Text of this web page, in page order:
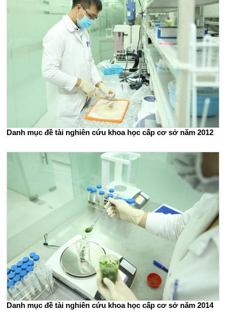
Danh mục đề tài nghiên cứu khoa học cấp cơ sở năm 2012
Danh mục đề tài nghiên cứu khoa học cấp cơ sở năm 2014